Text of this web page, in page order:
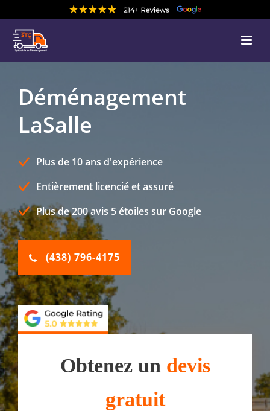
Déménagement
LaSalle
Plus de 10 ans d'expérience
Entièrement licencié et assuré
Plus de 200 avis 5 étoiles sur Google
(438) 796-4175
Obtenez un devis
gratuit